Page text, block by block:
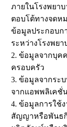
ภายในโรงพยา
ตอบโต้ทางจดห
ข้อมูลประกอบก
ระหว่างโรงพย
2. ข้อมูลจากบุค
ครอบครัว
3. ข้อมูลจากระ
จากแอพพลิเคชั่
4. ข้อมูลการใช้
สัญญาหรือพันธกิ